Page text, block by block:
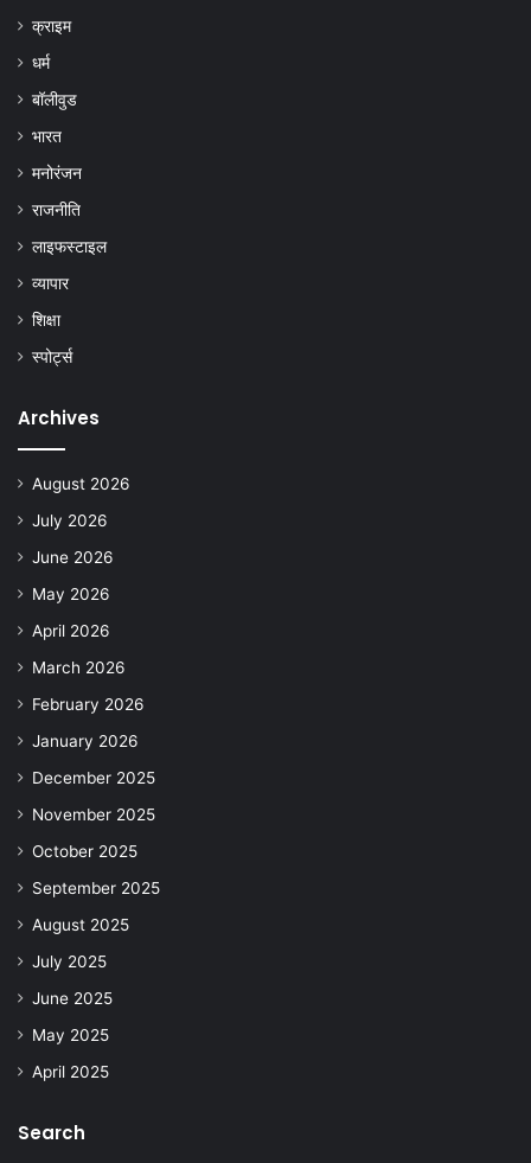
क्राइम
धर्म
बॉलीवुड
भारत
मनोरंजन
राजनीति
लाइफस्टाइल
व्यापार
शिक्षा
स्पोर्ट्स
Archives
August 2026
July 2026
June 2026
May 2026
April 2026
March 2026
February 2026
January 2026
December 2025
November 2025
October 2025
September 2025
August 2025
July 2025
June 2025
May 2025
April 2025
Search